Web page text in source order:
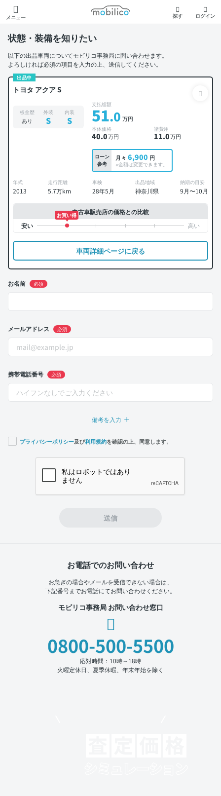
メニュー
モビリコ
探す ログイン
状態・装備を知りたい
以下の出品車両についてモビリコ事務局に問い合わせます。
よろしければ必須の項目を入力の上、送信してください。
出品中
トヨタ アクア S
板金歴
あり
外装
S
内装
S
支払総額
51.0 万円
本体価格
40.0万円
諸費用
11.0万円
ローン
参考
月々 6,900 円
※金額は変更できます。
年式
2013
走行距離
5.7万km
車検
28年5月
出品地域
神奈川県
納期の目安
9月〜10月
中古車販売店の価格との比較
お買い得
車両詳細ページに戻る
お名前 必須
メールアドレス 必須
携帯電話番号 必須
備考を入力
プライバシーポリシー及び利用規約を確認の上、同意します。
送信
お電話でのお問い合わせ
お急ぎの場合やメールを受信できない場合は、
下記番号までお電話にてお問い合わせください。
モビリコ事務局 お問い合わせ窓口
0800-500-5500
応対時間：10時～18時
火曜定休日、夏季休暇、年末年始を除く